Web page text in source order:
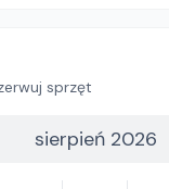
sprzęt
sierpień 2026